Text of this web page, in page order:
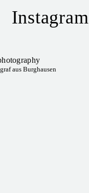
Instagram
aus Burghausen